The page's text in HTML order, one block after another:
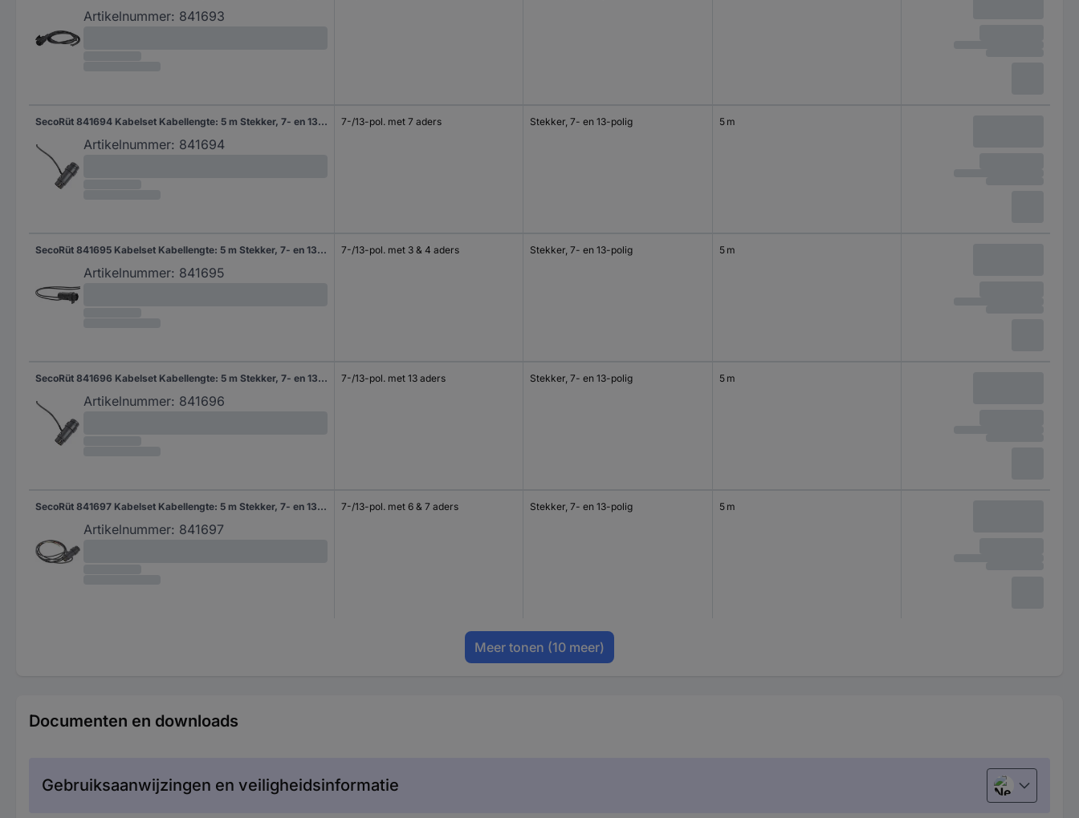
Artikelnummer: 841693
SecoRüt 841694 Kabelset Kabellengte: 5 m Stekker, 7- en 13-polig Aantal aders 7
Artikelnummer: 841694
7-/13-pol. met 7 aders Stekker, 7- en 13-polig 5 m
SecoRüt 841695 Kabelset Kabellengte: 5 m Stekker, 7- en 13-polig Aantal aders 3&4
Artikelnummer: 841695
7-/13-pol. met 3 & 4 aders Stekker, 7- en 13-polig 5 m
SecoRüt 841696 Kabelset Kabellengte: 5 m Stekker, 7- en 13-polig Aantal aders 13
Artikelnummer: 841696
7-/13-pol. met 13 aders Stekker, 7- en 13-polig 5 m
SecoRüt 841697 Kabelset Kabellengte: 5 m Stekker, 7- en 13-polig Aantal aders 6&7
Artikelnummer: 841697
7-/13-pol. met 6 & 7 aders Stekker, 7- en 13-polig 5 m
Meer tonen (10 meer)
Documenten en downloads
Gebruiksaanwijzingen en veiligheidsinformatie Nederlands